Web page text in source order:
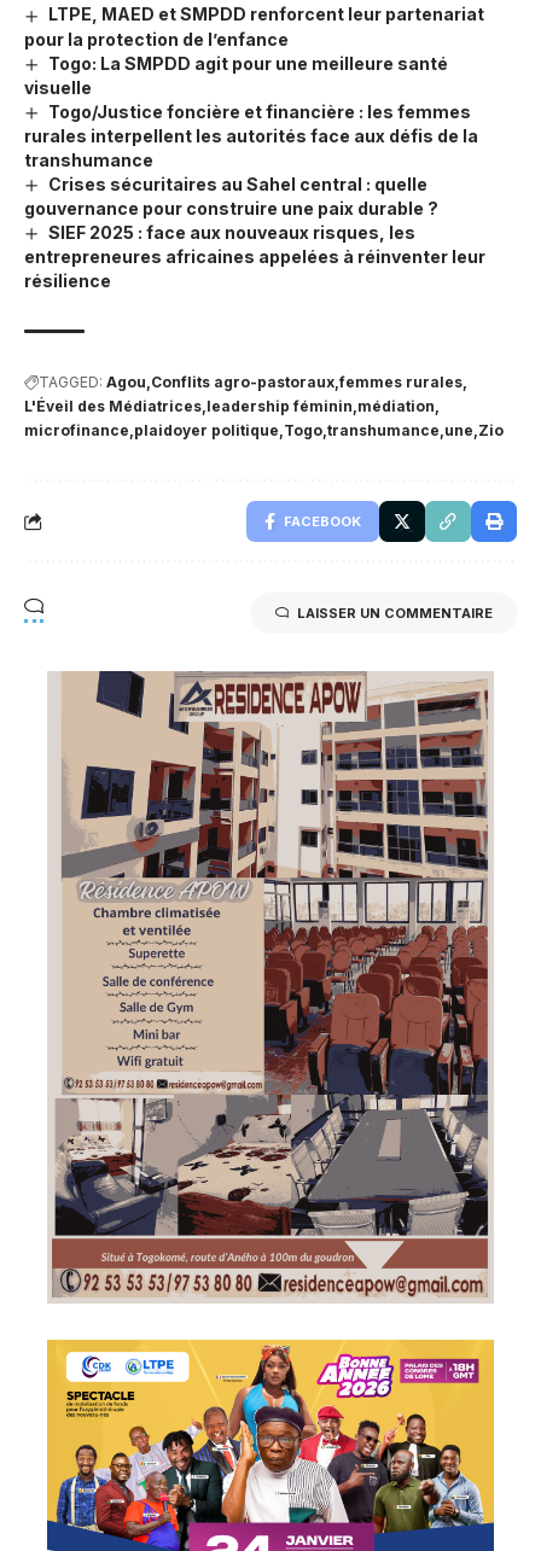
LTPE, MAED et SMPDD renforcent leur partenariat
pour la protection de l’enfance
Togo: La SMPDD agit pour une meilleure santé
visuelle
Togo/Justice foncière et financière : les femmes
rurales interpellent les autorités face aux défis de la
transhumance
Crises sécuritaires au Sahel central : quelle
gouvernance pour construire une paix durable ?
SIEF 2025 : face aux nouveaux risques, les
entrepreneures africaines appelées à réinventer leur
résilience
TAGGED: Agou Conflits agro-pastoraux femmes rurales
L'Éveil des Médiatrices leadership féminin médiation
microfinance plaidoyer politique Togo transhumance une Zio
FACEBOOK
LAISSER UN COMMENTAIRE